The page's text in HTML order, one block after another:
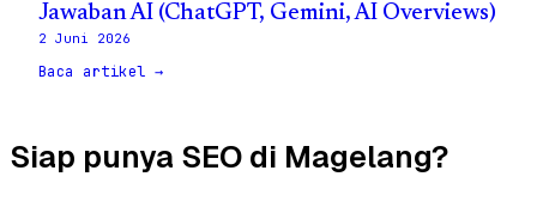
Jawaban AI (ChatGPT, Gemini, AI Overviews)
2 Juni 2026
Baca artikel →
Siap punya SEO di Magelang?